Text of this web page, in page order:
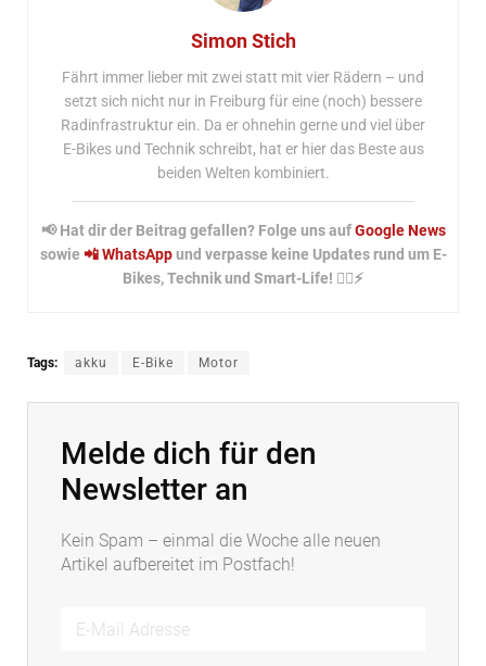
Simon Stich
Fährt immer lieber mit zwei statt mit vier Rädern – und
setzt sich nicht nur in Freiburg für eine (noch) bessere
Radinfrastruktur ein. Da er ohnehin gerne und viel über
E-Bikes und Technik schreibt, hat er hier das Beste aus
beiden Welten kombiniert.
📢 Hat dir der Beitrag gefallen? Folge uns aufGoogle News
sowie 📲 WhatsAppund verpasse keine Updates rund um E-
Bikes, Technik und Smart-Life! 🚴‍♂️⚡
Tags: akku E-Bike Motor
Melde dich für den
Newsletter an
Kein Spam – einmal die Woche alle neuen
Artikel aufbereitet im Postfach!